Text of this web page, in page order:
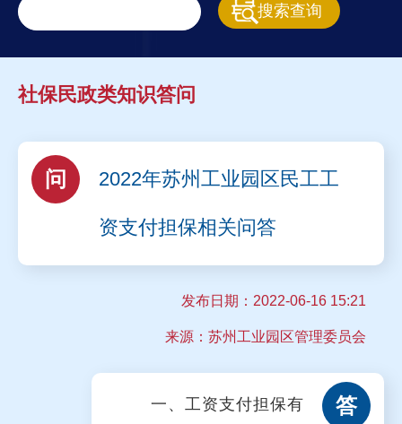
社保民政类知识答问
问 2022年苏州工业园区民工工
资支付担保相关问答
发布日期： 2022-06-16 15:21
来源：苏州工业园区管理委员会
答
一、工资支付担保有